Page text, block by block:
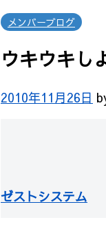
メンバーブログ
ウキウキし
2010年11月26日
ゼストシステム